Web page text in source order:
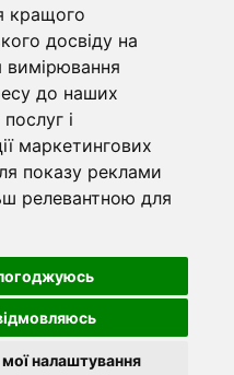
кращого
досвіду на
вимірювання
до наших
і
маркетингових
показу реклами
релевантною для
налаштування
U19
Київ